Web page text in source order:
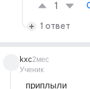
1
1 ответ
kxc
Ученик
2мес
приплыли